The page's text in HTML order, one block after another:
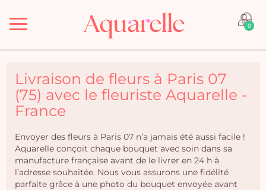
Menu 0
Livraison de fleurs à Paris 07
(75) avec le fleuriste Aquarelle -
France
Envoyer des fleurs à Paris 07 n’a jamais été aussi facile !
Aquarelle conçoit chaque bouquet avec soin dans sa
manufacture française avant de le livrer en 24 h à
l’adresse souhaitée. Nous vous assurons une fidélité
parfaite grâce à une photo du bouquet envoyée avant